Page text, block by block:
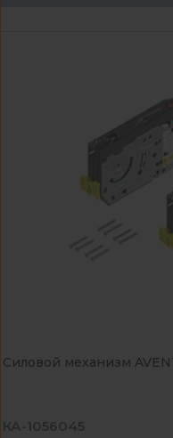
Силовой механизм
КА-1056045